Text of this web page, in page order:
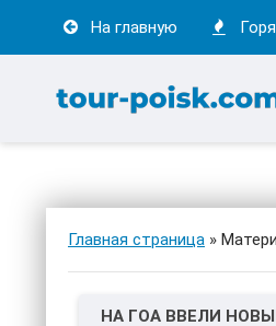
На главную
Главная страница »
НА ГОА ВВЕЛИ